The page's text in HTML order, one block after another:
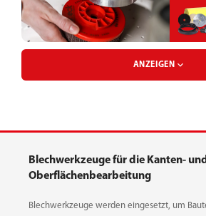
SCHLEIFBÜRSTE
SCHLEIFPAPIERBAND
ANZEIGEN
GUMMI METALL PUFFER
Blechwerkzeuge für die Kanten- und
Oberflächenbearbeitung
Blechwerkzeuge werden eingesetzt, um